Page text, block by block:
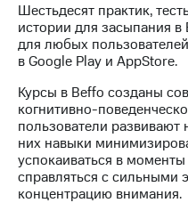
Новости
в
регионе
и акционерам
Корпоративное
управление
Корпоративный
секретарь
Раскрытие
Шестьдесят практик,
истории для засыпания
для любых
в Google Play и AppStore.
Курсы в Beffo созданы
когнитивно-
пользователи
них навыки
успокаиваться в моменты
справляться с сильными
концентрацию внимания.